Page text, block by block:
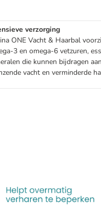
verzorging
ONE Vacht & Haarbal
3 en omega-6 vetzuren,
die kunnen bijdragen
vacht en verminderde